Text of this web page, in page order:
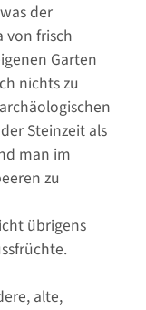
der
von frisch
Garten
nichts zu
Steinzeit als
man im
zu
übrigens
alte,